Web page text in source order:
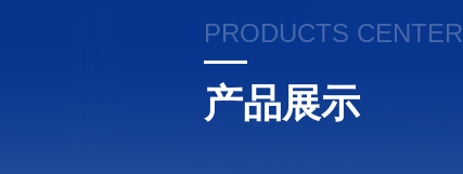
PRODUCTS CENTER
产品展示